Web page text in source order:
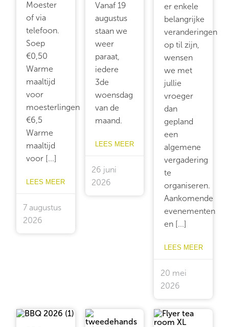
Moester
of via
telefoon.
Soep
€0,50
Warme
maaltijd
voor
moesterlingen
€6,5
Warme
maaltijd
voor [...]
LEES MEER
7 augustus
2026
Vanaf 19
augustus
staan we
weer
paraat,
iedere
3de
woensdag
van de
maand.
LEES MEER
26 juni
2026
er enkele
belangrijke
veranderingen
op til zijn,
wensen
we met
jullie
vroeger
dan
gepland
een
algemene
vergadering
te
organiseren.
Aankomende
evenementen
en [...]
LEES MEER
20 mei
2026